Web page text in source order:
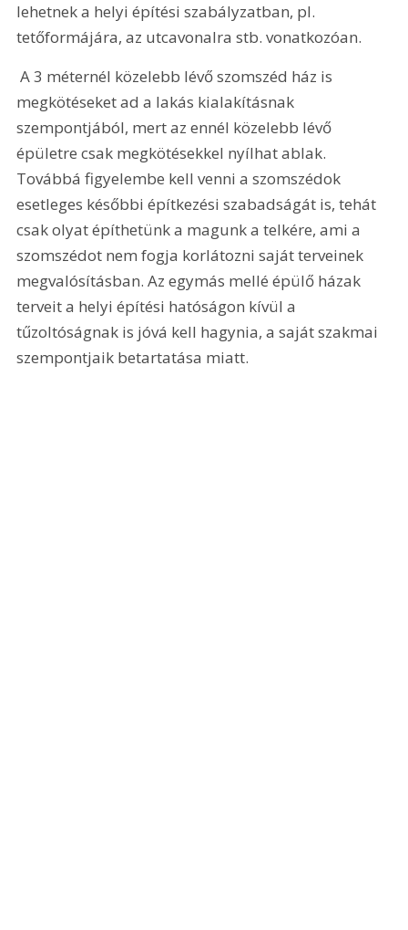
lehetnek a helyi építési szabályzatban, pl.
tetőformájára, az utcavonalra stb. vonatkozóan.
A 3 méternél közelebb lévő szomszéd ház is
megkötéseket ad a lakás kialakításnak
szempontjából, mert az ennél közelebb lévő
épületre csak megkötésekkel nyílhat ablak.
Továbbá figyelembe kell venni a szomszédok
esetleges későbbi építkezési szabadságát is, tehát
csak olyat építhetünk a magunk a telkére, ami a
szomszédot nem fogja korlátozni saját terveinek
megvalósításban. Az egymás mellé épülő házak
terveit a helyi építési hatóságon kívül a
tűzoltóságnak is jóvá kell hagynia, a saját szakmai
szempontjaik betartatása miatt.